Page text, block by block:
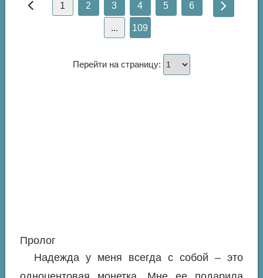
1 2 3 4 5 6
... 109
Перейти на страницу:
Пролог
Надежда у меня всегда с собой – это